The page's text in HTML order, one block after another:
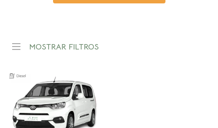
MOSTRAR FILTROS